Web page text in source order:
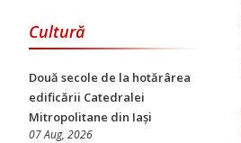
Cultură
Două secole de la hotărârea
edificării Catedralei
Mitropolitane din Iași
07 Aug, 2026